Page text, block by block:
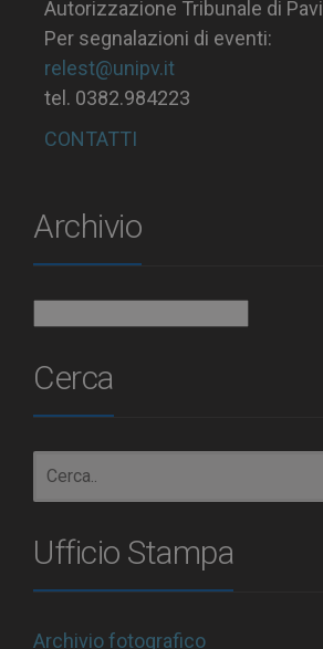
Autorizzazione Tribunale di
Per segnalazioni di eventi:
relest@unipv.it
tel. 0382.984223
CONTATTI
Archivio
Cerca
Ufficio Stampa
Archivio fotografico